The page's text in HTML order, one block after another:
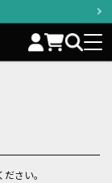
さい。